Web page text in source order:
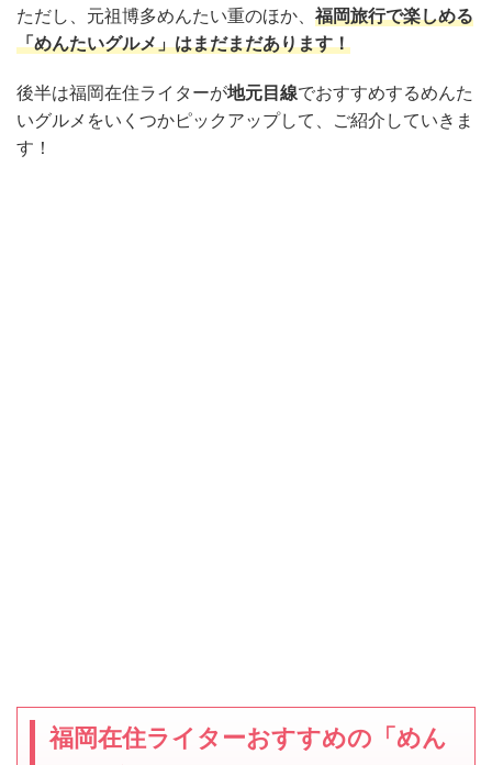
ただし、元祖博多めんたい重のほか、 福岡旅行で楽しめる
「めんたいグルメ」はまだまだあります！
後半は福岡在住ライターが地元目線でおすすめするめんた
いグルメをいくつかピックアップして、ご紹介していきま
す！
福岡在住ライターおすすめの「めん